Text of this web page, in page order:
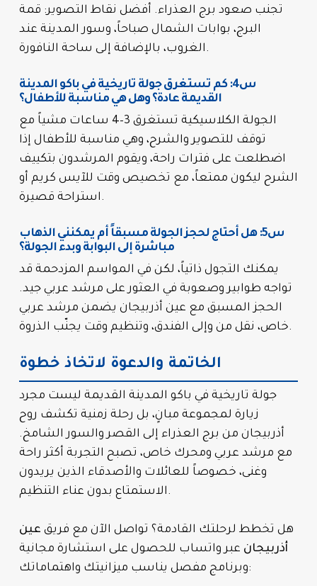
تجنب صعود برج العذراء. أفضل نقاط التصوير: قمة
البرج، بوابات الشمال صباحاً، وسور المدينة عند
الغروب، بالإضافة إلى ساحة النافورة.
س4: كم تستغرق جولة تاريخية في باكو المدينة
القديمة عادة؟ وهل هي مناسبة للأطفال؟
الجولة الكلاسيكية تستغرق 3–4 ساعات مشياً مع
توقف للتصوير والشرح، وهي مناسبة للأطفال إذا
اضطلعت على فترات راحة، ويقوم المرشدون بتكييف
الشرح ليكون ممتعاً، مع تخصيص وقت للآيس كريم أو
استراحة قصيرة.
س5: هل أحتاج لحجز الجولة مسبقاً أم يمكنني الذهاب
مباشرة إلى البوابة وبدء الجولة؟
يمكنك التجول ذاتياً، لكن في المواسم المزدحمة قد
تواجه طوابير وصعوبة في العثور على مرشد عربي جيد.
الحجز المسبق مع عين أذربيجان يضمن مرشد عربي
خاص، نقل من وإلى الفندق، وتنظيم وقت يجنّب الذروة.
الخاتمة والدعوة لاتخاذ خطوة
جولة تاريخية في باكو المدينة القديمة ليست مجرد
زيارة لمجموعة مبانٍ، بل رحلة زمنية تكشف روح
أذربيجان من برج العذراء إلى القصر والسور الشامخ.
مع مرشد عربي ومحرك خاص، تصبح التجربة أكثر راحة
وغنى، خصوصاً للعائلات والأصدقاء الذين يريدون
الاستمتاع بدون عناء التنظيم.
هل تخطط لرحلتك القادمة؟ تواصل الآن مع فريق عين
أذربيجان عبر واتساب للحصول على استشارة مجانية
وبرنامج مفصل يناسب ميزانيتك واهتماماتك: